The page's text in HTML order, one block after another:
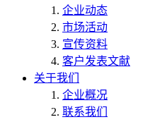
企业动态
市场活动
宣传资料
客户发表文献
关于我们
企业概况
联系我们